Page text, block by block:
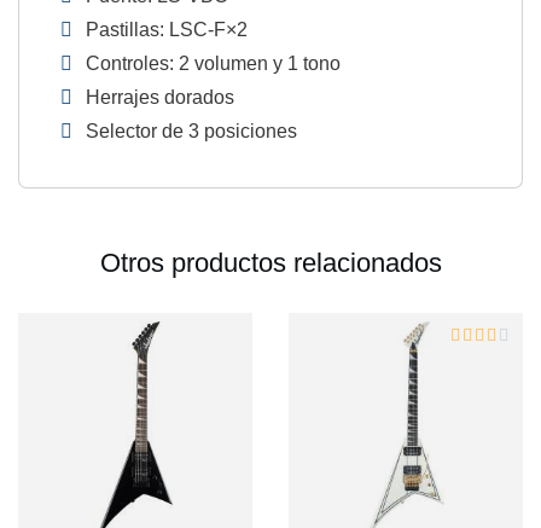
Pastillas: LSC-F×2
Controles: 2 volumen y 1 tono
Herrajes dorados
Selector de 3 posiciones
Otros productos relacionados